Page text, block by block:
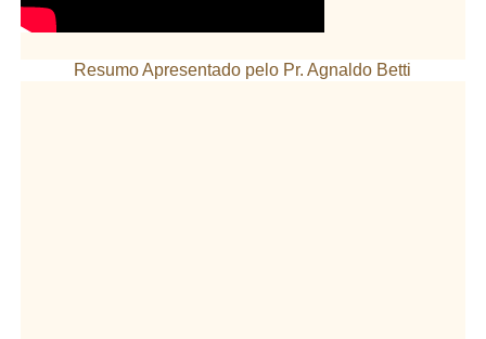
Resumo Apresentado pelo Pr. Agnaldo Betti